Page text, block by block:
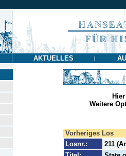
AKTUELLES |
Weitere
Vorheriges Los
Losnr.:
211